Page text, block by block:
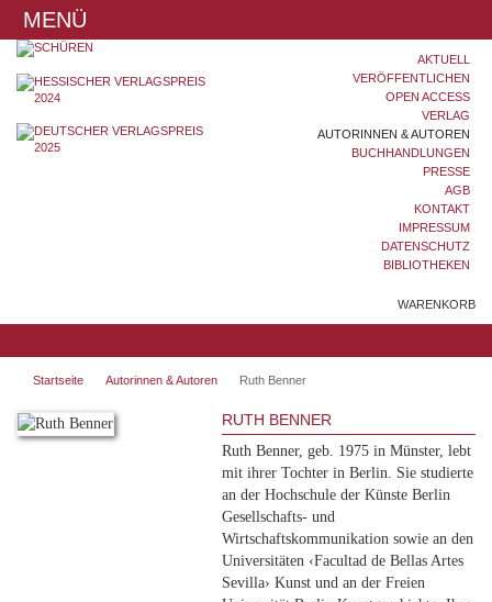
MENÜ
AKTUELL
VERÖFFENTLICHEN
OPEN ACCESS
VERLAG
AUTORINNEN & AUTOREN
BUCHHANDLUNGEN
PRESSE
AGB
KONTAKT
IMPRESSUM
DATENSCHUTZ
BIBLIOTHEKEN
WARENKORB
Startseite Autorinnen & Autoren Ruth Benner
RUTH BENNER
Ruth Benner, geb. 1975 in Münster, lebt
mit ihrer Tochter in Berlin. Sie studierte
an der Hochschule der Künste Berlin
Gesellschafts- und
Wirtschaftskommunikation sowie an den
Universitäten ‹Facultad de Bellas Artes
Sevilla› Kunst und an der Freien